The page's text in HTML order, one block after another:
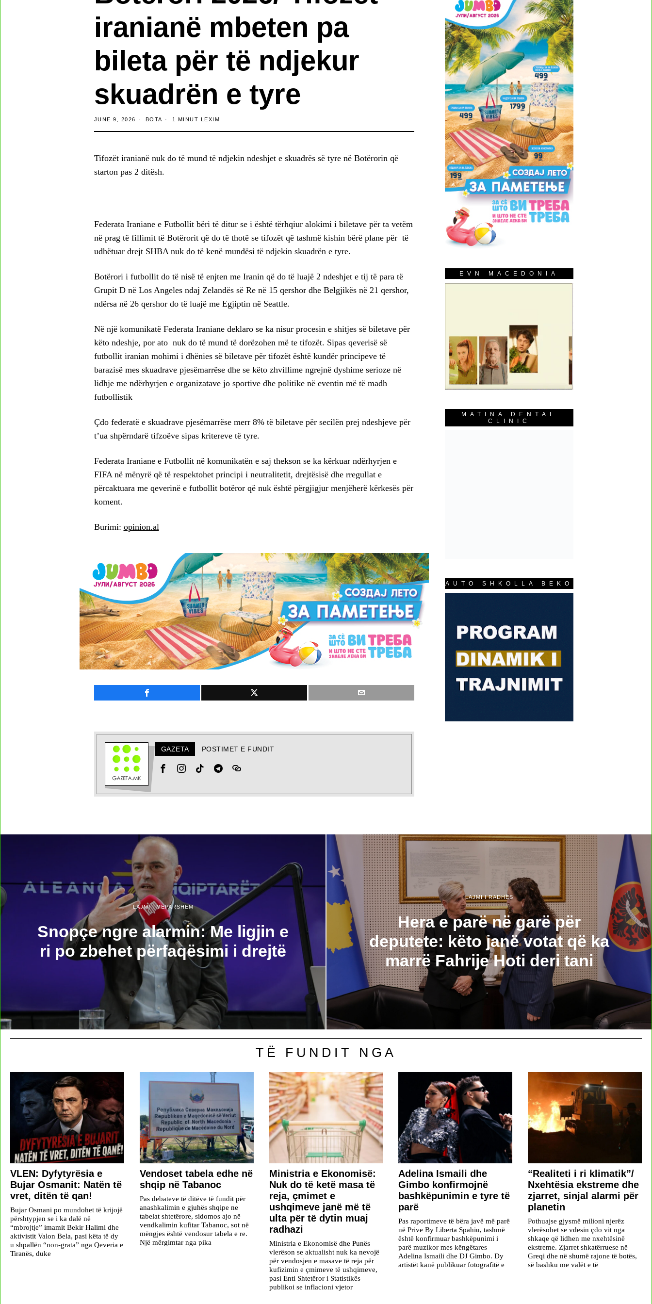
iranianë mbeten pa
bileta për të ndjekur
skuadrën e tyre
JUNE 9, 2026 BOTA 1 MINUT LEXIM
Tifozët iranianë nuk do të mund të ndjekin ndeshjet e skuadrës së tyre në Botërorin që
starton pas 2 ditësh.
Federata Iraniane e Futbollit bëri të ditur se i është tërhqiur alokimi i biletave për ta vetëm
në prag të fillimit të Botërorit që do të thotë se tifozët që tashmë kishin bërë plane për të
udhëtuar drejt SHBA nuk do të kenë mundësi të ndjekin skuadrën e tyre.
Botërori i futbollit do të nisë të enjten me Iranin që do të luajë 2 ndeshjet e tij të para të
Grupit D në Los Angeles ndaj Zelandës së Re në 15 qershor dhe Belgjikës në 21 qershor,
ndërsa në 26 qershor do të luajë me Egjiptin në Seattle.
Në një komunikatë Federata Iraniane deklaro se ka nisur procesin e shitjes së biletave për
këto ndeshje, por ato nuk do të mund të dorëzohen më te tifozët. Sipas qeverisë së
futbollit iranian mohimi i dhënies së biletave për tifozët është kundër principeve të
barazisë mes skuadrave pjesëmarrëse dhe se këto zhvillime ngrejnë dyshime serioze në
lidhje me ndërhyrjen e organizatave jo sportive dhe politike në eventin më të madh
futbollistik
Çdo federatë e skuadrave pjesëmarrëse merr 8% të biletave për secilën prej ndeshjeve për
t’ua shpërndarë tifzoëve sipas kritereve të tyre.
Federata Iraniane e Futbollit në komunikatën e saj thekson se ka kërkuar ndërhyrjen e
FIFA në mënyrë që të respektohet principi i neutralitetit, drejtësisë dhe rregullat e
përcaktuara me qeverinë e futbollit botëror që nuk është përgjigjur menjëherë kërkesës për
koment.
Burimi: opinion.al
GAZETA POSTIMET E FUNDIT
EVN MACEDONIA
MATINA DENTAL
CLINIC
AUTO SHKOLLA BEKO
LAJMI I MËPARSHËM
Snopçe ngre alarmin: Me ligjin e
ri po zbehet përfaqësimi i drejtë
LAJMI I RADHËS
Hera e parë në garë për
deputete: këto janë votat që ka
marrë Fahrije Hoti deri tani
TË FUNDIT NGA
VLEN: Dyfytyrësia e
Bujar Osmanit: Natën të
vret, ditën të qan!
Bujar Osmani po mundohet të krijojë
përshtypjen se i ka dalë në
“mbrojtje” imamit Bekir Halimi dhe
aktivistit Valon Bela, pasi këta të dy
u shpallën “non-grata” nga Qeveria e
Tiranës, duke
Vendoset tabela edhe në
shqip në Tabanoc
Pas debateve të ditëve të fundit për
anashkalimin e gjuhës shqipe ne
tabelat shtetërore, sidomos ajo në
vendkalimin kufitar Tabanoc, sot në
mëngjes është vendosur tabela e re.
Një mërgimtar nga pika
Ministria e Ekonomisë:
Nuk do të ketë masa të
reja, çmimet e
ushqimeve janë më të
ulta për të dytin muaj
radhazi
Ministria e Ekonomisë dhe Punës
vlerëson se aktualisht nuk ka nevojë
për vendosjen e masave të reja për
kufizimin e çmimeve të ushqimeve,
pasi Enti Shtetëror i Statistikës
publikoi se inflacioni vjetor
Adelina Ismaili dhe
Gimbo konfirmojnë
bashkëpunimin e tyre të
parë
Pas raportimeve të bëra javë më parë
në Prive By Liberta Spahiu, tashmë
është konfirmuar bashkëpunimi i
parë muzikor mes këngëtares
Adelina Ismaili dhe DJ Gimbo. Dy
artistët kanë publikuar fotografitë e
“Realiteti i ri klimatik”/
Nxehtësia ekstreme dhe
zjarret, sinjal alarmi për
planetin
Pothuajse gjysmë milioni njerëz
vlerësohet se vdesin çdo vit nga
shkaqe që lidhen me nxehtësinë
ekstreme. Zjarret shkatërruese në
Greqi dhe në shumë rajone të botës,
së bashku me valët e të